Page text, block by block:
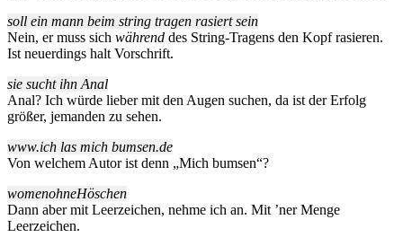
soll ein mann beim string tragen rasiert sein
Nein, er muss sich während des String-Tragens den Kopf rasieren.
Ist neuerdings halt Vorschrift.
sie sucht ihn Anal
Anal? Ich würde lieber mit den Augen suchen, da ist der Erfolg
größer, jemanden zu sehen.
www.ich las mich bumsen.de
Von welchem Autor ist denn „Mich bumsen“?
womenohneHöschen
Dann aber mit Leerzeichen, nehme ich an. Mit ’ner Menge
Leerzeichen.